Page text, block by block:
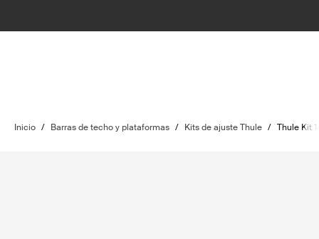
Inicio / Barras de techo y plataformas / Kits de ajuste Thule / Thule Kit